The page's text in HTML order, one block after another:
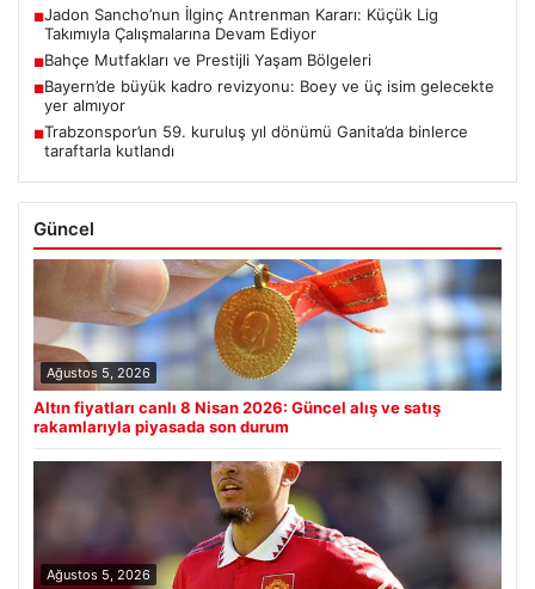
■Jadon Sancho’nun İlginç Antrenman Kararı: Küçük Lig
Takımıyla Çalışmalarına Devam Ediyor
■Bahçe Mutfakları ve Prestijli Yaşam Bölgeleri
■Bayern’de büyük kadro revizyonu: Boey ve üç isim gelecekte
yer almıyor
■Trabzonspor’un 59. kuruluş yıl dönümü Ganita’da binlerce
taraftarla kutlandı
Güncel
Ağustos 5, 2026
Altın fiyatları canlı 8 Nisan 2026: Güncel alış ve satış
rakamlarıyla piyasada son durum
Ağustos 5, 2026